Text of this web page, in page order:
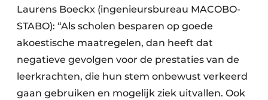
Laurens Boeckx (ingenieursbureau MACOBO-
STABO): “Als scholen besparen op goede
akoestische maatregelen, dan heeft dat
negatieve gevolgen voor de prestaties van de
leerkrachten, die hun stem onbewust verkeerd
gaan gebruiken en mogelijk ziek uitvallen. Ook